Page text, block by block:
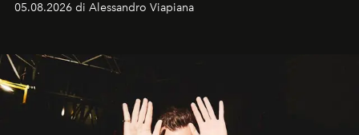
05.08.2026 di Alessandro Viapiana